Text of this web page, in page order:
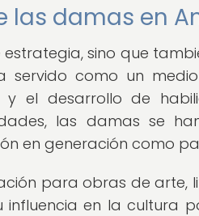
damas en
sino que
servido como un
el desarrollo de
las damas se
en generación como
para obras de arte,
en la cultura